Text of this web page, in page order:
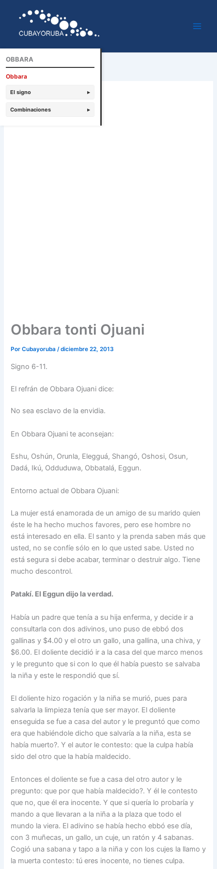
contenido
Obbara tonti Ojuani
PorCubayoruba/diciembre 22, 2013
Signo 6-11.
El refrán de Obbara Ojuani dice:
No sea esclavo de la envidia.
En Obbara Ojuani te aconsejan:
Eshu, Oshún, Orunla, Elegguá, Shangó, Oshosi, Osun,
Dadá, Ikú, Odduduwa, Obbatalá, Eggun.
Entorno actual de Obbara Ojuani:
La mujer está enamorada de un amigo de su marido quien
éste le ha hecho muchos favores, pero ese hombre no
está interesado en ella. El santo y la prenda saben más que
usted, no se confíe sólo en lo que usted sabe. Usted no
está segura si debe acabar, terminar o destruir algo. Tiene
mucho descontrol.
Patakí. El Eggun dijo la verdad.
Había un padre que tenía a su hija enferma, y decide ir a
consultarla con dos adivinos, uno puso de ebbó dos
gallinas y $4.00 y el otro un gallo, una gallina, una chiva, y
$6.00. El doliente decidió ir a la casa del que marco menos
y le pregunto que si con lo que él había puesto se salvaba
la niña y este le respondió que sí.
El doliente hizo rogación y la niña se murió, pues para
salvarla la limpieza tenía que ser mayor. El doliente
enseguida se fue a casa del autor y le preguntó que como
era que habiéndole dicho que salvaría a la niña, esta se
había muerto?. Y el autor le contesto: que la culpa había
sido del otro que la había maldecido.
Entonces el doliente se fue a casa del otro autor y le
pregunto: que por que había maldecido?. Y él le contesto
que no, que él era inocente. Y que si quería lo probaría y
mando a que llevaran a la niña a la plaza que todo el
mundo la viera. El adivino se había hecho ebbó ese día,
con 3 muñecas, un gallo, un cuje, un ratón y 4 sabanas.
Cogió una sabana y tapo a la niña y con los cujes la llamo y
la muerta contesto: tú eres inocente, no tienes culpa.
OBBARA
Obbara
El signo ▸
Combinaciones ▸